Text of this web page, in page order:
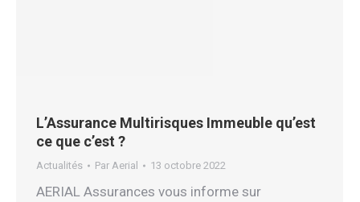
L’Assurance Multirisques Immeuble qu’est
ce que c’est ?
Actualités Par Aerial 13 octobre 2022
AERIAL Assurances vous informe sur